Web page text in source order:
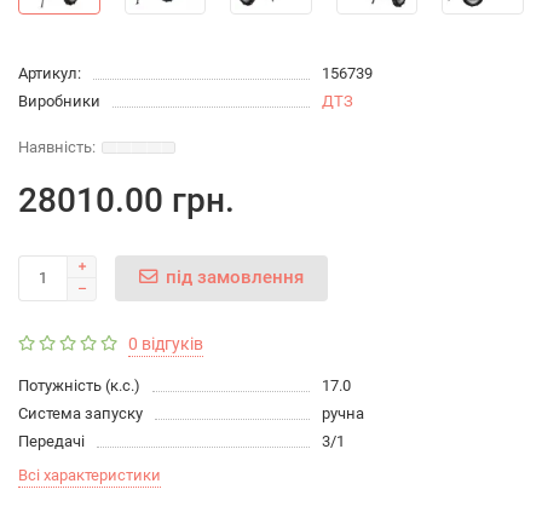
Артикул:
156739
Виробники
ДТЗ
28010.00 грн.
під замовлення
0 відгуків
Потужність (к.с.)
17.0
Система запуску
ручна
Передачі
3/1
Всі характеристики